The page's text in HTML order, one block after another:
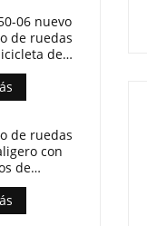
ancho
06 nuevo
de ruedas
de
de llanta
de
UD X 50
29
ancho
de ruedas
con
de
PE DISC
de